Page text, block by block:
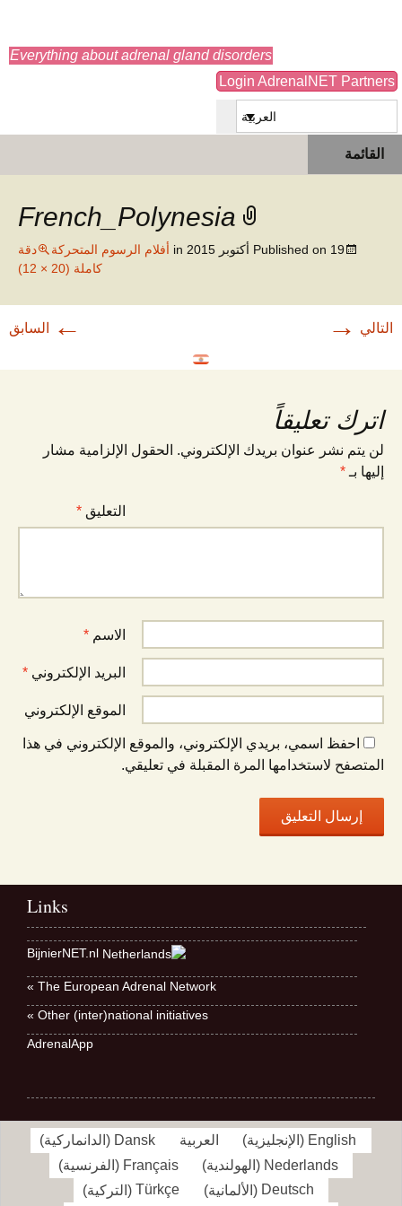
Everything about adrenal gland disorders
Login AdrenalNET Partners
العربية
القائمة
البحث
French_Polynesia
Published on 19 أكتوبر 2015 أفلام الرسوم المتحركة
دقة
كاملة (20 × 12)
← السابق التالي →
اترك تعليقاً
لن يتم نشر عنوان بريدك الإلكتروني. الحقول الإلزامية مشار
إليها بـ *
التعليق *
الاسم *
البريد الإلكتروني *
الموقع الإلكتروني
احفظ اسمي، بريدي الإلكتروني، والموقع الإلكتروني في هذا
المتصفح لاستخدامها المرة المقبلة في تعليقي.
Links
BijnierNET.nl
The European Adrenal Network »
Other (inter)national initiatives »
AdrenalApp
English
(الإنجليزية) العربية Dansk
(الدانماركية)
Nederlands
( الهولندية)
Français
( الفرنسية)
Deutsch
(الألمانية)
Türkçe
(التركية)